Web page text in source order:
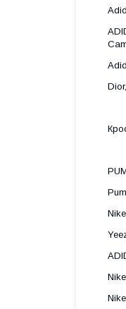
Nike
Nike
Nike